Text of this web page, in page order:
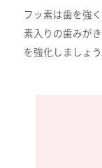
フッ素は歯を強
素入りの歯みが
を強化しましょう